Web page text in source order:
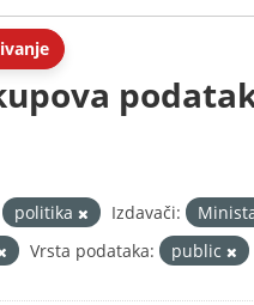
politika Izdavači:
Vrsta podataka: public